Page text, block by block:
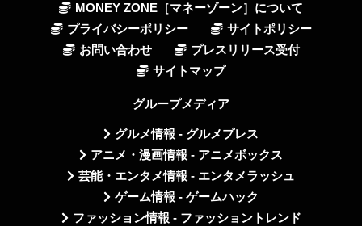
MONEY ZONE［マネーゾーン］について
プライバシーポリシー
サイトポリシー
お問い合わせ
プレスリリース受付
サイトマップ
グループメディア
グルメ情報 - グルメプレス
アニメ・漫画情報 - アニメボックス
芸能・エンタメ情報 - エンタメラッシュ
ゲーム情報 - ゲームハック
ファッション情報 - ファッショントレンド